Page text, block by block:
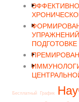
ПОДГОТОВКЕ
Бесплатный График